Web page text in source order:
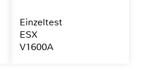
Einzeltest
ESX
V1600A